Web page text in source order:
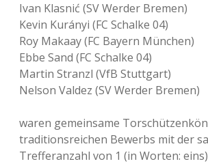
Ivan Klasnić (SV Werder Bremen)
Kevin Kurányi (FC Schalke 04)
Roy Makaay (FC Bayern München)
Ebbe Sand (FC Schalke 04)
Martin Stranzl (VfB Stuttgart)
Nelson Valdez (SV Werder Bremen)
waren gemeinsame
traditionsreichen Bewerbs mit der
Trefferanzahl von 1 (in Worten: